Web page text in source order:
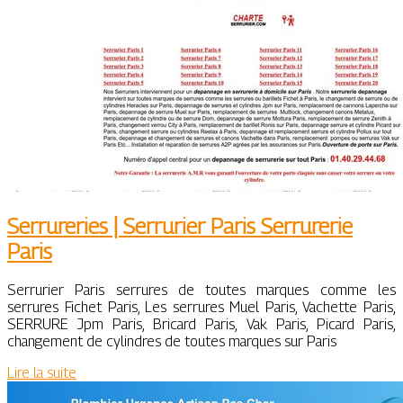
Serrureries | Serrurier Paris Serrurerie
Paris
Serrurier Paris serrures de toutes marques comme les
serrures Fichet Paris, Les serrures Muel Paris, Vachette Paris,
SERRURE Jpm Paris, Bricard Paris, Vak Paris, Picard Paris,
changement de cylindres de toutes marques sur Paris
Lire la suite